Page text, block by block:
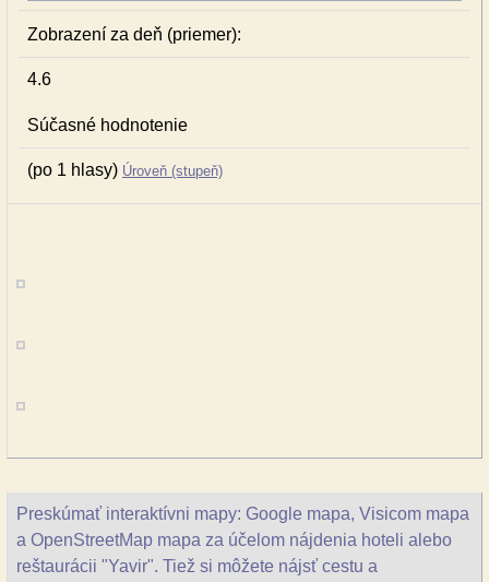
Zobrazení za deň (priemer):
4.6
Súčasné hodnotenie
(po 1 hlasy) Úroveň (stupeň)
Preskúmať interaktívni mapy: Google mapa, Visicom mapa
a OpenStreetMap mapa za účelom nájdenia hoteli alebo
reštaurácii "Yavir". Tiež si môžete nájsť cestu a